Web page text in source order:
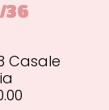
36
Casale